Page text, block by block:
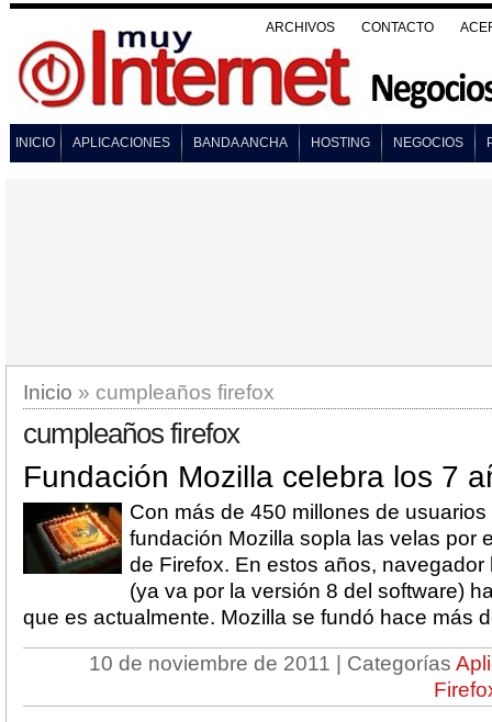
ARCHIVOS CONTACTO
INICIO APLICACIONES BANDA ANCHA HOSTING NEGOCIOS
Inicio » cumpleaños firefox
cumpleaños firefox
Fundación Mozilla celebra los 7
Con más de 450 millones de
fundación Mozilla sopla las velas por
de Firefox. En estos años,
(ya va por la versión 8 del software)
que es actualmente. Mozilla se fundó hace más
10 de noviembre de 2011 | Categorías